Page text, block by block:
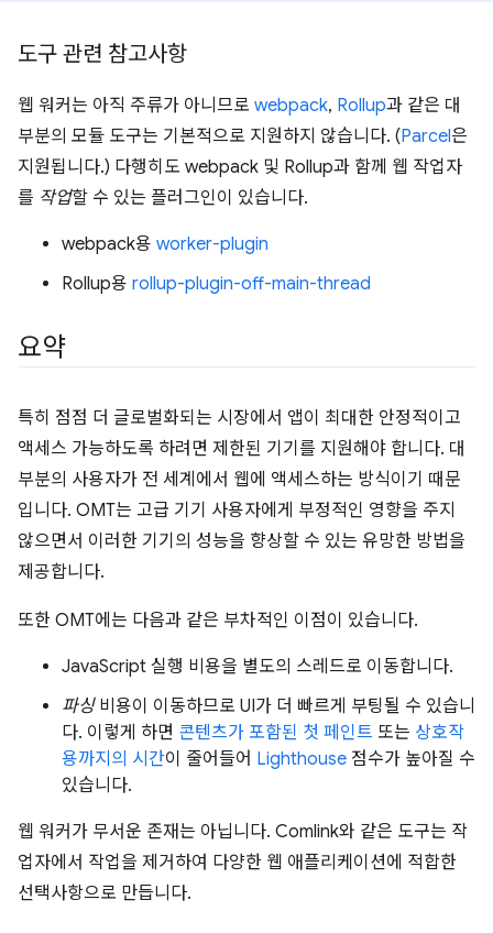
도구 관련 참고사항
웹 워커는 아직 주류가 아니므로 webpack, Rollup과 같은 대
부분의 모듈 도구는 기본적으로 지원하지 않습니다. (Parcel은
지원됩니다.) 다행히도 webpack 및 Rollup과 함께 웹 작업자
를 작업할 수 있는 플러그인이 있습니다.
webpack용 worker-plugin
Rollup용 rollup-plugin-off-main-thread
요약
특히 점점 더 글로벌화되는 시장에서 앱이 최대한 안정적이고
액세스 가능하도록 하려면 제한된 기기를 지원해야 합니다. 대
부분의 사용자가 전 세계에서 웹에 액세스하는 방식이기 때문
입니다. OMT는 고급 기기 사용자에게 부정적인 영향을 주지
않으면서 이러한 기기의 성능을 향상할 수 있는 유망한 방법을
제공합니다.
또한 OMT에는 다음과 같은 부차적인 이점이 있습니다.
JavaScript 실행 비용을 별도의 스레드로 이동합니다.
파싱비용이 이동하므로 UI가 더 빠르게 부팅될 수 있습니
다. 이렇게 하면 콘텐츠가 포함된 첫 페인트 또는 상호작
용까지의 시간이 줄어들어 Lighthouse 점수가 높아질 수
있습니다.
웹 워커가 무서운 존재는 아닙니다. Comlink와 같은 도구는 작
업자에서 작업을 제거하여 다양한 웹 애플리케이션에 적합한
선택사항으로 만듭니다.